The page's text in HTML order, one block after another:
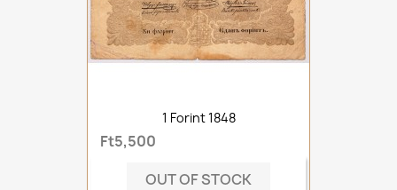
1 Forint 1848
Ft5,500
OUT OF STOCK